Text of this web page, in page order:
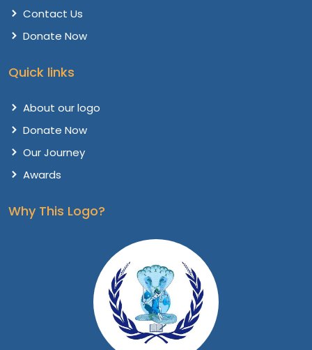
Contact Us
Donate Now
Quick links
About our logo
Donate Now
Our Journey
Awards
Why This Logo?